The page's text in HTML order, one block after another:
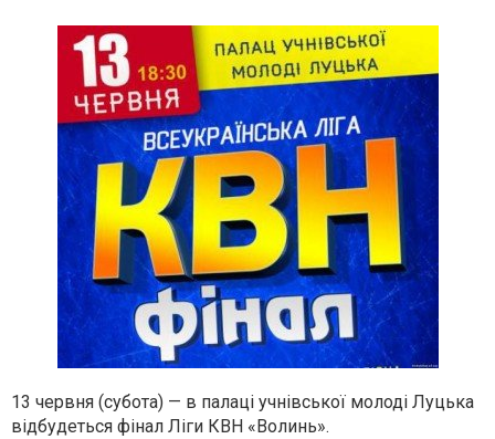
13 червня (субота) — в палаці учнівської молоді Луцька
відбудеться фінал Ліги КВН «Волинь».